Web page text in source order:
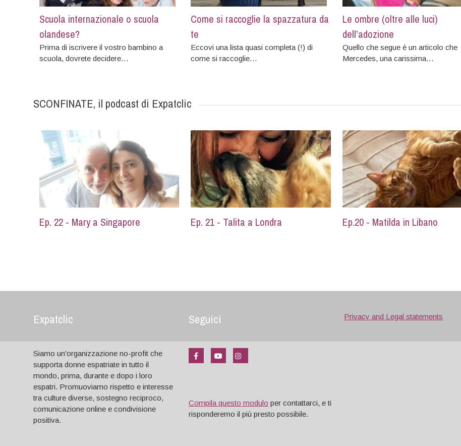
Scuola internazionale o scuola
olandese?
Prima di iscrivere il vostro bambino a
scuola, dovrete decidere…
Come si raccoglie la spazzatura da
te
Eccovi una lista quasi completa (!) di
come si raccoglie…
Le ombre (oltre alle luci)
dell’adozione
Quello che segue è un articolo che
Mercedes, una carissima…
SCONFINATE, il podcast di Expatclic
Ep. 22 - Mary a Singapore Ep. 21 - Talita a Londra Ep.20 - Matilda in Libano
Expatclic
Siamo un'organizzazione no-profit che
supporta donne espatriate in tutto il
mondo, prima, durante e dopo i loro
espatri. Promuoviamo rispetto e interesse
tra culture diverse, sostegno reciproco,
comunicazione online e condivisione
positiva.
Seguici
Compila questo modulo per contattarci, e ti
risponderemo il più presto possibile.
Privacy and Legal statements